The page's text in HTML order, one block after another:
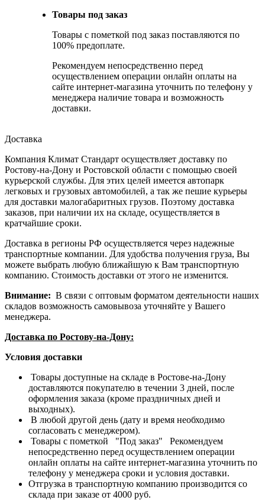
Товары под заказ
Товары с пометкой под заказ поставляются по
100% предоплате.
Рекомендуем непосредственно перед
осуществлением операции онлайн оплаты на
сайте интернет-магазина уточнить по телефону у
менеджера наличие товара и возможность
доставки.
Доставка
Компания Климат Стандарт осуществляет доставку по
Ростову-на-Дону и Ростовской области с помощью своей
курьерской службы. Для этих целей имеется автопарк
легковых и грузовых автомобилей, а так же пешие курьеры
для доставки малогабаритных грузов. Поэтому доставка
заказов, при наличии их на складе, осуществляется в
кратчайшие сроки.
Доставка в регионы РФ осуществляется через надежные
транспортные компании. Для удобства получения груза, Вы
можете выбрать любую ближайшую к Вам транспортную
компанию. Стоимость доставки от этого не изменится.
Внимание: В связи с оптовым форматом деятельности наших
складов возможность самовывоза уточняйте у Вашего
менеджера.
Доставка по Ростову-на-Дону:
Условия доставки
Товары доступные на складе в Ростове-на-Дону
доставляются покупателю в течении 3 дней, после
оформления заказа (кроме праздничных дней и
выходных).
В любой другой день (дату и время необходимо
согласовать с менеджером).
Товары с пометкой "Под заказ" Рекомендуем
непосредственно перед осуществлением операции
онлайн оплаты на сайте интернет-магазина уточнить по
телефону у менеджера сроки и условия доставки.
Отгрузка в транспортную компанию производится со
склада при заказе от 4000 руб.